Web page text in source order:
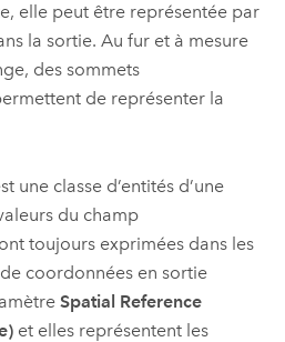
elle peut être représentée par
la sortie. Au fur et à mesure
des sommets
de représenter la
une classe d’entités d’une
du champ
toujours exprimées dans les
coordonnées en sortie
Spatial Reference
et elles représentent les